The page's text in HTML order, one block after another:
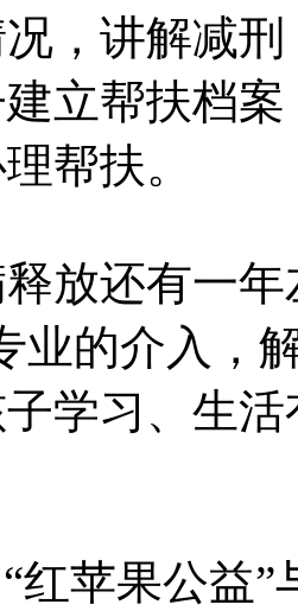
，讲解减
立帮扶档
帮扶。
放还有一
业的介入，
学习、生
“红苹果公益